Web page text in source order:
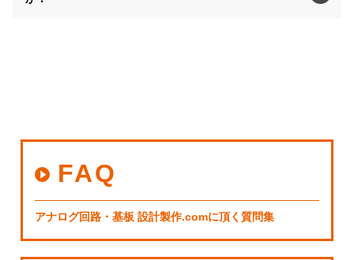
FAQ
アナログ回路・基板 設計製作.comに頂く質問集